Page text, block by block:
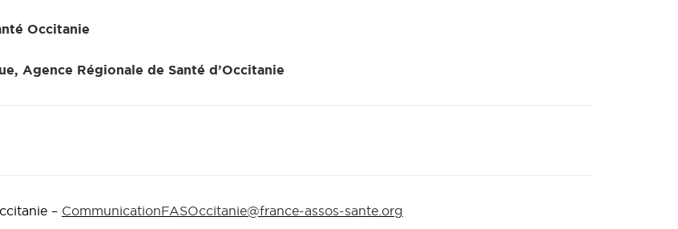
Occitanie
Agence Régionale de Santé d’Occitanie
– CommunicationFASOccitanie@france-assos-sante.org